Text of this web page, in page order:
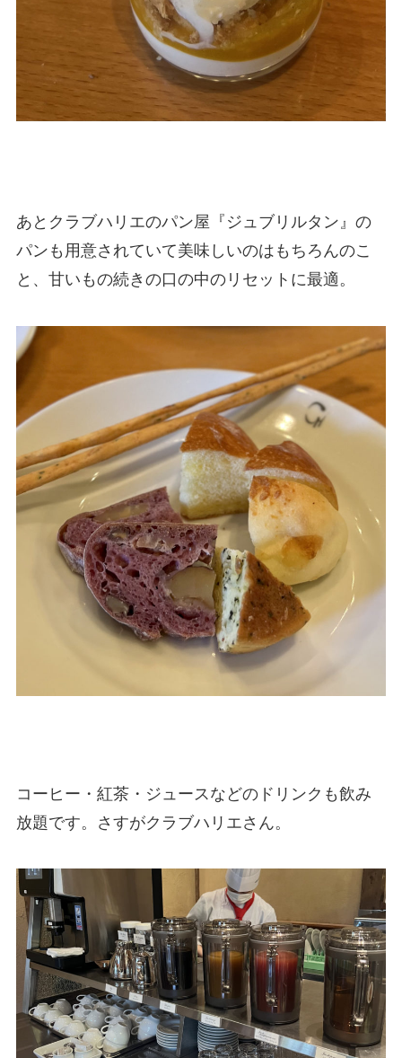
あとクラブハリエのパン屋『ジュブリルタン』の
パンも用意されていて美味しいのはもちろんのこ
と、甘いもの続きの口の中のリセットに最適。
コーヒー・紅茶・ジュースなどのドリンクも飲み
放題です。さすがクラブハリエさん。